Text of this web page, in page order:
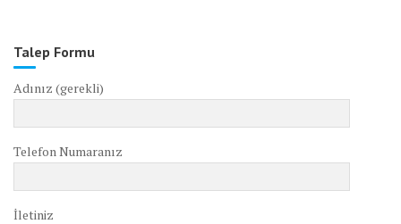
Talep Formu
Adınız (gerekli)
Telefon Numaranız
İletiniz